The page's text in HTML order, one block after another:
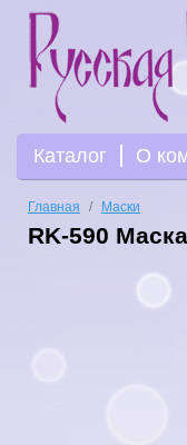
Каталог О
Главная Маски
RK-590